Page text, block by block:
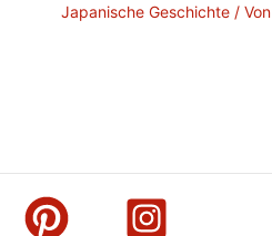
Japanische Geschichte/ Von